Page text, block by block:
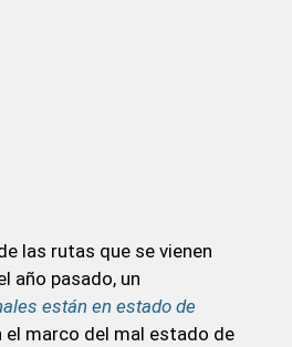
las rutas que se vienen
año pasado, un
están en estado de
el marco del mal estado de